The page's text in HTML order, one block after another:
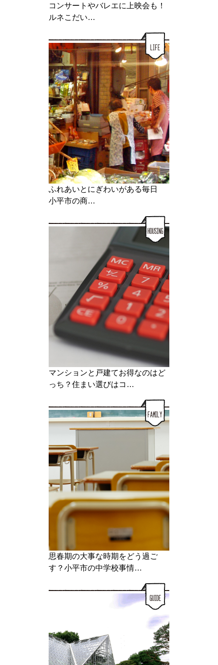
コンサートやバレエに上映会も！
ルネこだい…
ふれあいとにぎわいがある毎日
小平市の商…
マンションと戸建てお得なのはど
っち？住まい選びはコ…
思春期の大事な時期をどう過ご
す？小平市の中学校事情…